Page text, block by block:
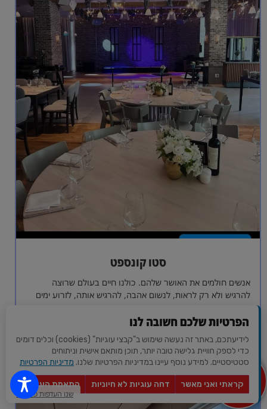
סטו קונספט
אנשים חולמים את האושר שלהם. כולנו חיים בעולם שרוצה
להרגיש ולא רק לראות, לנשום אהבה, להרגיש אותה, לזרוע ימים
לפרטים והזמנות
מקום
לאירוע?
הפרטיות שלכם חשובה לנו
לידיעתכם, באתר זה נעשה שימוש ב"קבצי עוגיות" (cookies) וכלים דומים
כדי לספק חוויית גלישה טובה יותר, תוכן מותאם אישית וניתוחים
סטטיסטיים. למידע נוסף עיינו במדיניות הפרטיות שלנו. מדיניות הפרטיות
קראתי ואני מאשר דחה עוגיות לא חיוניות
התאמת העדפות
שנו העדפות פרטיות